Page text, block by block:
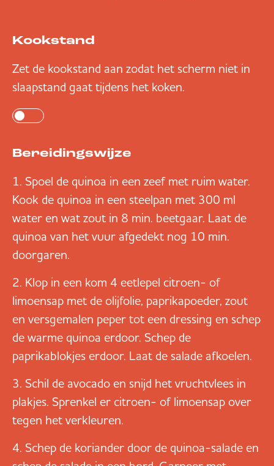
Kookstand
Zet de kookstand aan zodat het scherm niet in
slaapstand gaat tijdens het koken.
Bereidingswijze
Spoel de quinoa in een zeef met ruim water.
Kook de quinoa in een steelpan met 300 ml
water en wat zout in 8 min. beetgaar. Laat de
quinoa van het vuur afgedekt nog 10 min.
doorgaren.
Klop in een kom 4 eetlepel citroen- of
limoensap met de olijfolie, paprikapoeder, zout
en versgemalen peper tot een dressing en schep
de warme quinoa erdoor. Schep de
paprikablokjes erdoor. Laat de salade afkoelen.
Schil de avocado en snijd het vruchtvlees in
plakjes. Sprenkel er citroen- of limoensap over
tegen het verkleuren.
Schep de koriander door de quinoa-salade en